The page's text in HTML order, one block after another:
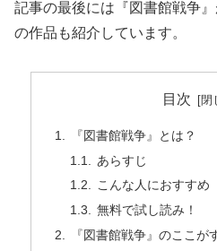
記事の最後には『図書館戦争
の作品も紹介しています。
目次
『図書館戦争』とは？
あらすじ
こんな人におすすめ
無料で試し読み！
『図書館戦争』のここが